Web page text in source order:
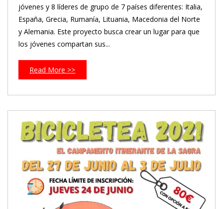
jóvenes y 8 líderes de grupo de 7 países diferentes: Italia,
España, Grecia, Rumanía, Lituania, Macedonia del Norte
y Alemania. Este proyecto busca crear un lugar para que
los jóvenes compartan sus...
Read More >>